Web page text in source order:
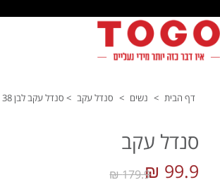
דף הבית > נשים > סנדל עקב > סנדל עקב לבן 38
סנדל עקב
99.9 ₪
179.9 ₪